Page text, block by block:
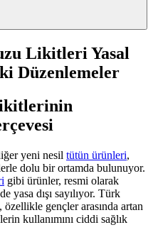
Likitleri Yasal
Düzenlemeler
yeni nesil tütün ürünleri,
dolu bir ortamda bulunuyor.
gibi ürünler, resmi olarak
yasa dışı sayılıyor. Türk
gençler arasında artan
kullanımını ciddi sağlık